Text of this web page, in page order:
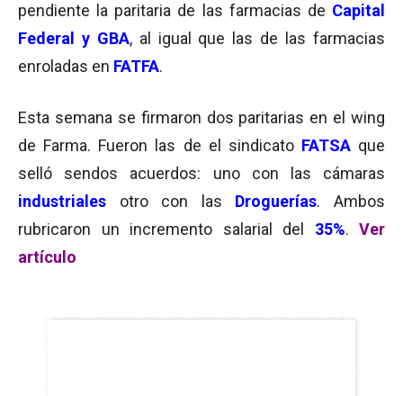
pendiente la paritaria de las farmacias de Capital
Federal y GBA, al igual que las de las farmacias
enroladas en FATFA.
Esta semana se firmaron dos paritarias en el wing
de Farma. Fueron las de el sindicato FATSA que
selló sendos acuerdos: uno con las cámaras
industriales
otro con las Droguerías. Ambos
rubricaron un incremento salarial del 35%. Ver
artículo